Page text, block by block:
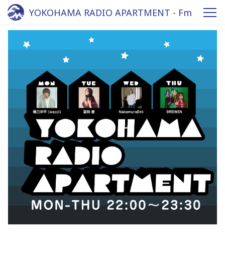
YOKOHAMA RADIO APARTMENT - Fm
yokohama 84.7